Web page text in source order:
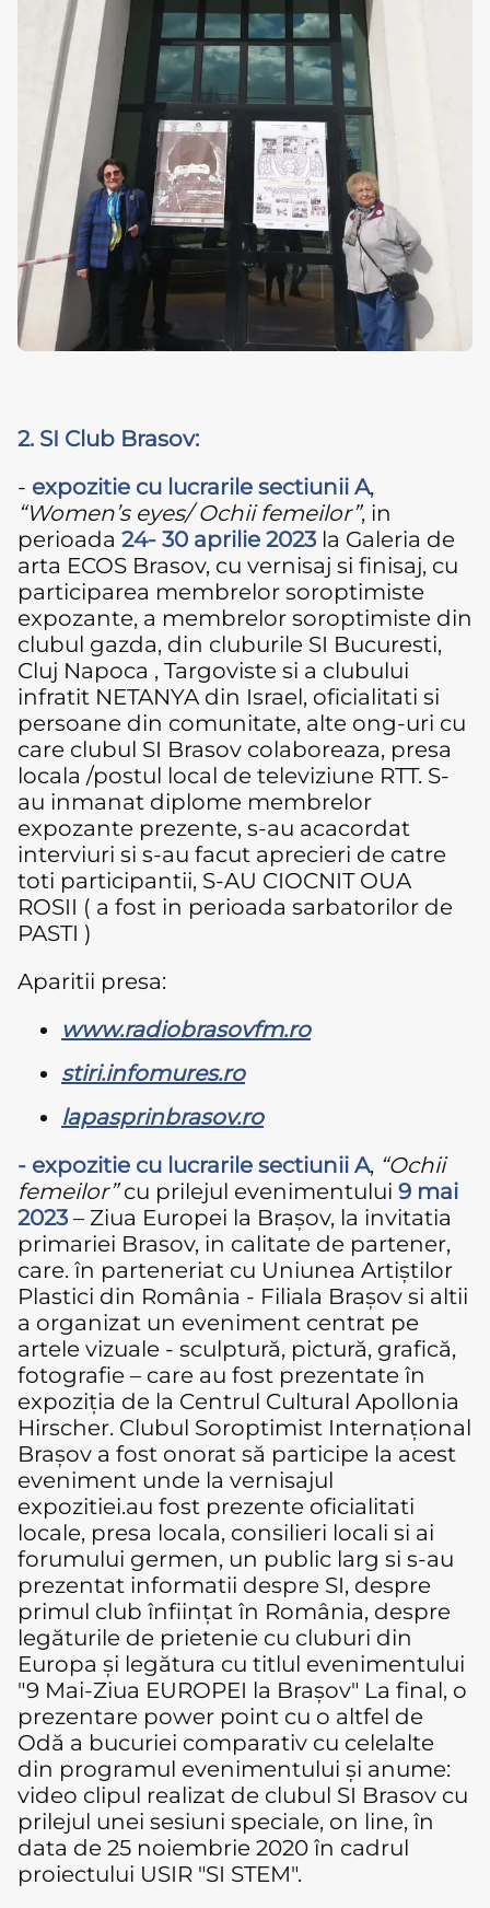
2. SI Club Brasov:
- expozitie cu lucrarile sectiunii A,
“Women’s eyes/ Ochii femeilor”, in
perioada 24- 30 aprilie 2023 la Galeria de
arta ECOS Brasov, cu vernisaj si finisaj, cu
participarea membrelor soroptimiste
expozante, a membrelor soroptimiste din
clubul gazda, din cluburile SI Bucuresti,
Cluj Napoca , Targoviste si a clubului
infratit NETANYA din Israel, oficialitati si
persoane din comunitate, alte ong-uri cu
care clubul SI Brasov colaboreaza, presa
locala /postul local de televiziune RTT. S-
au inmanat diplome membrelor
expozante prezente, s-au acacordat
interviuri si s-au facut aprecieri de catre
toti participantii, S-AU CIOCNIT OUA
ROSII ( a fost in perioada sarbatorilor de
PASTI )
Aparitii presa:
www.radiobrasovfm.ro
stiri.infomures.ro
lapasprinbrasov.ro
- expozitie cu lucrarile sectiunii A, “Ochii
femeilor”cu prilejul evenimentului 9 mai
2023 – Ziua Europei la Brașov, la invitatia
primariei Brasov, in calitate de partener,
care. în parteneriat cu Uniunea Artiștilor
Plastici din România - Filiala Brașov si altii
a organizat un eveniment centrat pe
artele vizuale - sculptură, pictură, grafică,
fotografie – care au fost prezentate în
expoziția de la Centrul Cultural Apollonia
Hirscher. Clubul Soroptimist Internațional
Brașov a fost onorat să participe la acest
eveniment unde la vernisajul
expozitiei.au fost prezente oficialitati
locale, presa locala, consilieri locali si ai
forumului germen, un public larg si s-au
prezentat informatii despre SI, despre
primul club înființat în România, despre
legăturile de prietenie cu cluburi din
Europa și legătura cu titlul evenimentului
"9 Mai-Ziua EUROPEI la Brașov" La final, o
prezentare power point cu o altfel de
Odă a bucuriei comparativ cu celelalte
din programul evenimentului și anume:
video clipul realizat de clubul SI Brasov cu
prilejul unei sesiuni speciale, on line, în
data de 25 noiembrie 2020 în cadrul
proiectului USIR "SI STEM".